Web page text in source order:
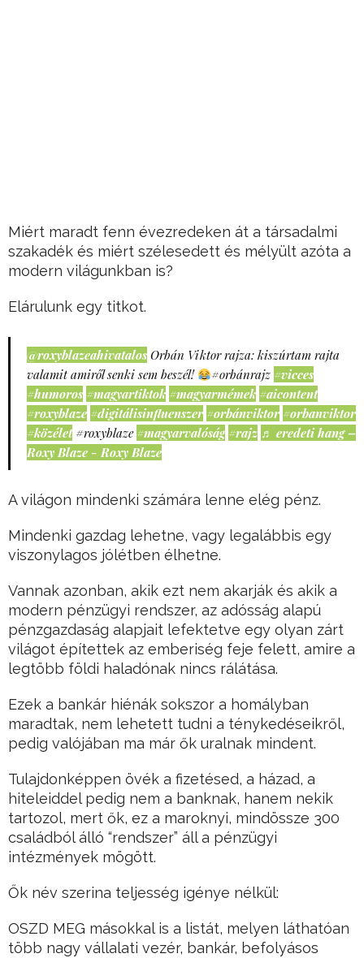
Miért maradt fenn évezredeken át a társadalmi
szakadék és miért szélesedett és mélyült azóta a
modern világunkban is?
Elárulunk egy titkot.
@roxyblazeahivatalos Orbán Viktor rajza: kiszúrtam rajta
valamit amiről senki sem beszél!
#orbánrajz #vicces
#humoros #magyartiktok #magyarmémek #aicontent
#roxyblaze #digitálisinfluenszer #orbánviktor #orbanviktor
#közélet #roxyblaze #magyarvalóság #rajz ♬ eredeti hang –
Roxy Blaze - Roxy Blaze
A világon mindenki számára lenne elég pénz.
Mindenki gazdag lehetne, vagy legalábbis egy
viszonylagos jólétben élhetne.
Vannak azonban, akik ezt nem akarják és akik a
modern pénzügyi rendszer, az adósság alapú
pénzgazdaság alapjait lefektetve egy olyan zárt
világot építettek az emberiség feje felett, amire a
legtöbb földi haladónak nincs rálátása.
Ezek a bankár hiénák sokszor a homályban
maradtak, nem lehetett tudni a ténykedéseikről,
pedig valójában ma már ők uralnak mindent.
Tulajdonképpen övék a fizetésed, a házad, a
hiteleiddel pedig nem a banknak, hanem nekik
tartozol, mert ők, ez a maroknyi, mindössze 300
családból álló “rendszer” áll a pénzügyi
intézmények mögött.
Ők név szerina teljesség igénye nélkül:
OSZD MEG másokkal is a listát, melyen láthatóan
több nagy vállalati vezér, bankár, befolyásos